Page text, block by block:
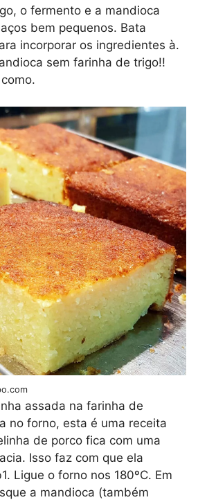
o fermento e a mandioca
bem pequenos. Bata
incorporar os ingredientes à.
sem farinha de trigo!!
assada na farinha de
no forno, esta é uma receita
de porco fica com uma
Isso faz com que ela
Ligue o forno nos 180ºC. Em
a mandioca (também